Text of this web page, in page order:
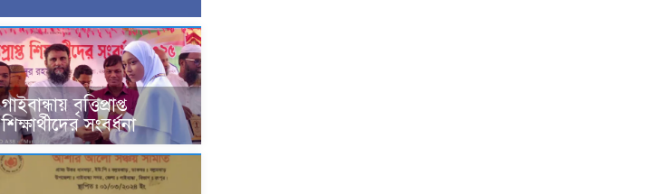
গাইবান্ধায় বৃত্তিপ্রাপ্ত
শিক্ষার্থীদের সংবর্ধনা